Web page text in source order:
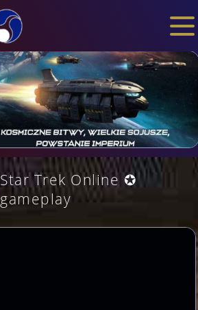
.
Star Trek Online ✪
gameplay